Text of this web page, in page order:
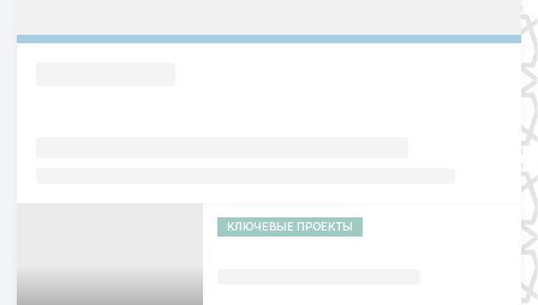
КЛЮЧЕВЫЕ ПРОЕКТЫ